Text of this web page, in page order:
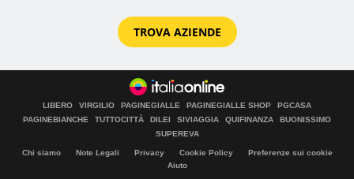
TROVA AZIENDE
LIBERO VIRGILIO PAGINEGIALLE PAGINEGIALLE SHOP
PGCASA
PAGINEBIANCHE
TUTTOCITTÀ DILEI SIVIAGGIA QUIFINANZA
BUONISSIMO
SUPEREVA
Chi siamo Note Legali Privacy Cookie Policy
Preferenze sui cookie
Aiuto